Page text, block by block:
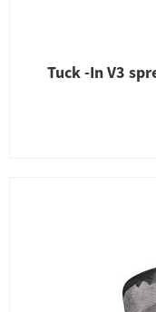
Tuck -In V3